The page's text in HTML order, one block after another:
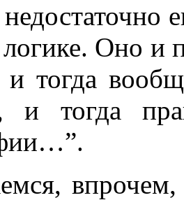
логике. Oно
и тогда
и тогда